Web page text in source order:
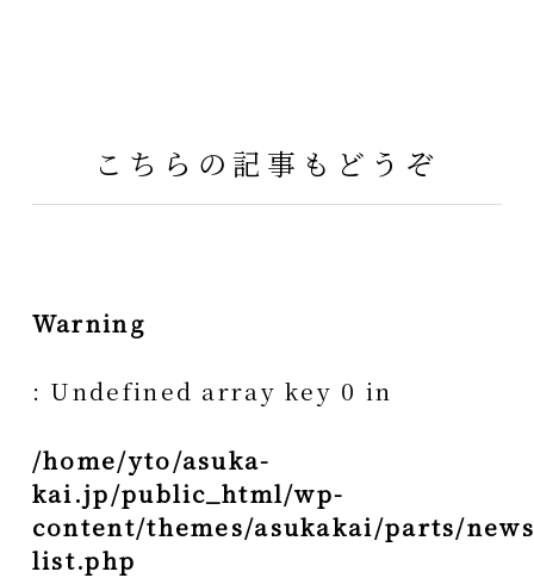
こちらの記事もどうぞ
Warning
: Undefined array key 0 in
/home/yto/asuka-
kai.jp/public_html/wp-
content/themes/asukakai/parts/
list.php